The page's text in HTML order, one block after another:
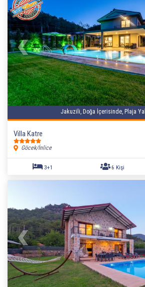
2+1 4 Kişi
Jakuzili, Doğa İçerisinde, Plaja
Villa Katre
Göcek/İnlice